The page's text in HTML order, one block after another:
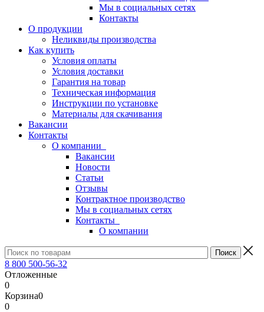
Мы в социальных сетях
Контакты
О продукции
Неликвиды производства
Как купить
Условия оплаты
Условия доставки
Гарантия на товар
Техническая информация
Инструкции по установке
Материалы для скачивания
Вакансии
Контакты
О компании
Вакансии
Новости
Статьи
Отзывы
Контрактное производство
Мы в социальных сетях
Контакты
О компании
8 800 500-56-32
Отложенные
0
Корзина0
0